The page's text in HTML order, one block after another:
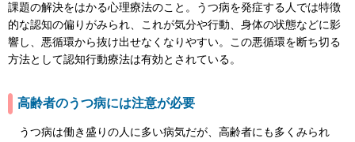
課題の解決をはかる心理療法のこと。うつ病を発症する人では特徴
的な認知の偏りがみられ、これが気分や行動、身体の状態などに影
響し、悪循環から抜け出せなくなりやすい。この悪循環を断ち切る
方法として認知行動療法は有効とされている。
高齢者のうつ病には注意が必要
うつ病は働き盛りの人に多い病気だが、高齢者にも多くみられ